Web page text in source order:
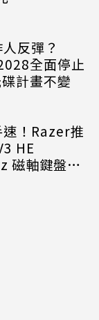
反彈？
全面停止
計畫不變
！Razer推
HE
磁軸鍵盤效